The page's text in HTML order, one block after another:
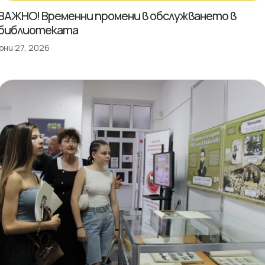
Временни промени в обслужването в
27, 2026